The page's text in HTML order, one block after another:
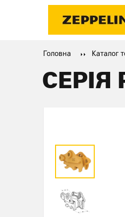
Головна Каталог
СЕРІЯ